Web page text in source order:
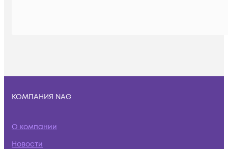
КОМПАНИЯ NAG
О компании
Новости